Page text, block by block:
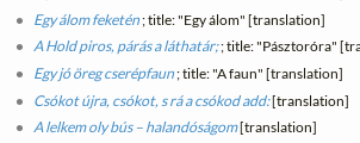
Egy álom feketén; title: "Egy álom" [translation]
A Hold piros, párás a láthatár;; title: "Pásztoróra"
Egy jó öreg cserépfaun; title: "A faun" [translation]
Csókot újra, csókot, s rá a csókod add:[translation]
A lelkem oly bús – halandóságom[translation]